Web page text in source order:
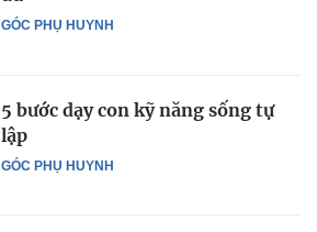
GÓC PHỤ HUYNH
GÓC PHỤ HUYNH
5 bước dạy con kỹ năng sống tự
lập